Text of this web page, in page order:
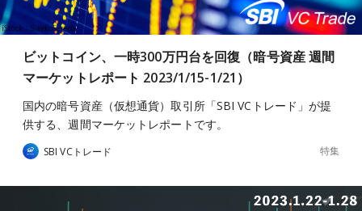
ビットコイン、一時300万円台を回復（暗号資産 週間
マーケットレポート 2023/1/15-1/21）
国内の暗号資産（仮想通貨）取引所「SBI VCトレード」が提
供する、週間マーケットレポートです。
SBI VCトレード 特集